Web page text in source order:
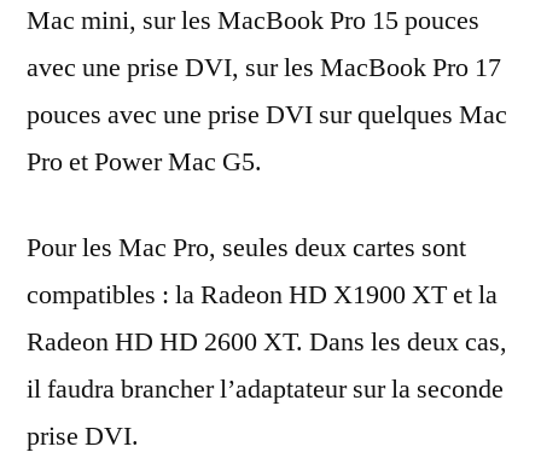
Mac mini, sur les MacBook Pro 15 pouces
avec une prise DVI, sur les MacBook Pro 17
pouces avec une prise DVI sur quelques Mac
Pro et Power Mac G5.
Pour les Mac Pro, seules deux cartes sont
compatibles : la Radeon HD X1900 XT et la
Radeon HD HD 2600 XT. Dans les deux cas,
il faudra brancher l’adaptateur sur la seconde
prise DVI.